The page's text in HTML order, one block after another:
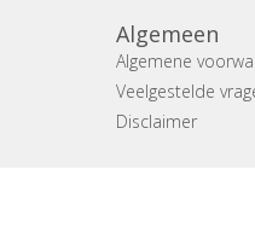
Algemeen
Algemene
Veelgestelde
Disclaimer